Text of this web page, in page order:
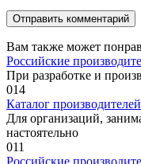
Вам также может
Российские
При разработке и
014
Каталог
Для организаций,
настоятельно
011